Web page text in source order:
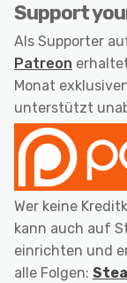
Support
Als Supporter
Patreon
Monat
unterstützt
Wer keine
kann auch auf
einrichten und
alle Folgen: